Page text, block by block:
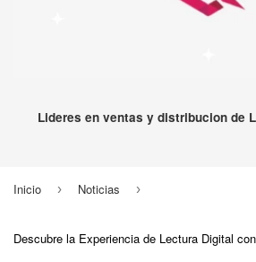
Lideres en ventas y distribucion de
Inicio › Noticias ›
Descubre la Experiencia de Lectura Digital